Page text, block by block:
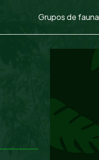
Grupos de fauna